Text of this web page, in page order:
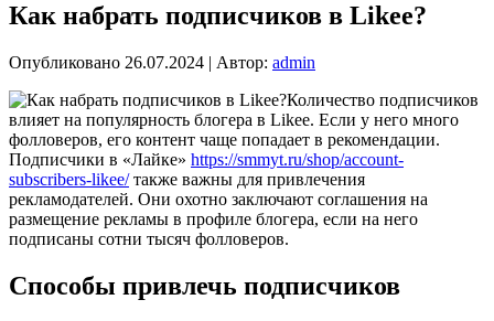
Как набрать подписчиков в Likee?
Опубликовано 26.07.2024 | Автор: admin
Количество подписчиков
влияет на популярность блогера в Likee. Если у него много
фолловеров, его контент чаще попадает в рекомендации.
Подписчики в «Лайке» https://smmyt.ru/shop/account-
subscribers-likee/также важны для привлечения
рекламодателей. Они охотно заключают соглашения на
размещение рекламы в профиле блогера, если на него
подписаны сотни тысяч фолловеров.
Способы привлечь подписчиков